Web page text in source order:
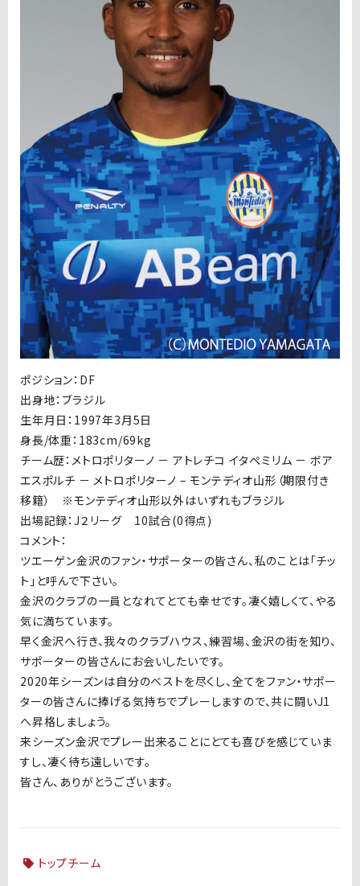
ポジション：DF
出身地：ブラジル
生年月日：1997年3月5日
身長/体重：183cm/69kg
チーム歴：メトロポリターノ － アトレチコ イタぺミリム － ボア
エスポルチ － メトロポリターノ – モンテディオ山形（期限付き
移籍） ※モンテディオ山形以外はいずれもブラジル
出場記録：J２リーグ 10試合(0得点)
コメント：
ツエーゲン金沢のファン・サポーターの皆さん、私のことは「チッ
ト」と呼んで下さい。
金沢のクラブの一員となれてとても幸せです。凄く嬉しくて、やる
気に満ちています。
早く金沢へ行き、我々のクラブハウス、練習場、金沢の街を知り、
サポーターの皆さんにお会いしたいです。
2020年シーズンは自分のベストを尽くし、全てをファン・サポー
ターの皆さんに捧げる気持ちでプレーしますので、共に闘いJ1
へ昇格しましょう。
来シーズン金沢でプレー出来ることにとても喜びを感じていま
すし、凄く待ち遠しいです。
皆さん、ありがとうございます。
トップチーム